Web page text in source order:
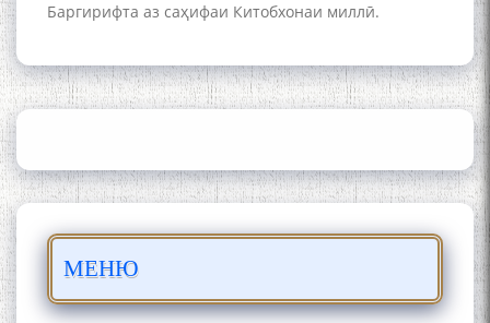
Баргирифта аз саҳифаи Китобхонаи миллӣ.
МЕНЮ
АЗ ҶОНИБИ ОЛИМОНИ
АКАДЕМИЯИ МИЛЛИИ
БО 4 000 000 СОМОНӢ
ПАЙКАРА ВА ОСОРХОНАИ
ШУД!